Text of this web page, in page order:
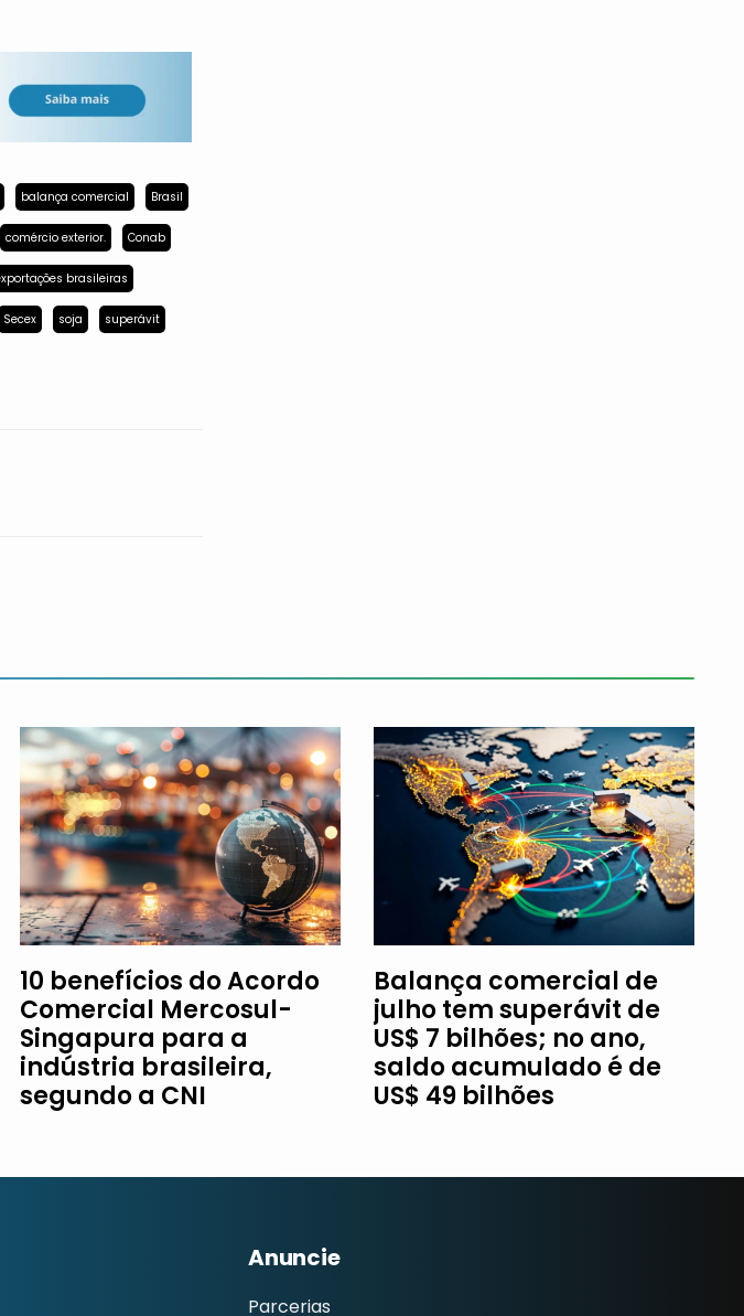
balança comercial Brasil
comércio exterior. Conab
brasileiras
Secex soja superávit
10 benefícios do Acordo
Comercial Mercosul-
Singapura para a
indústria brasileira,
segundo a CNI
Balança comercial de
julho tem superávit de
US$ 7 bilhões; no ano,
saldo acumulado é de
US$ 49 bilhões
Anuncie
Parcerias